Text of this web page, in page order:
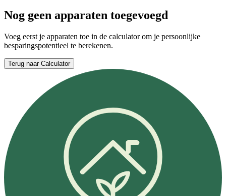
Nog geen apparaten toegevoegd
Voeg eerst je apparaten toe in de calculator om je persoonlijke
besparingspotentieel te berekenen.
Terug naar Calculator